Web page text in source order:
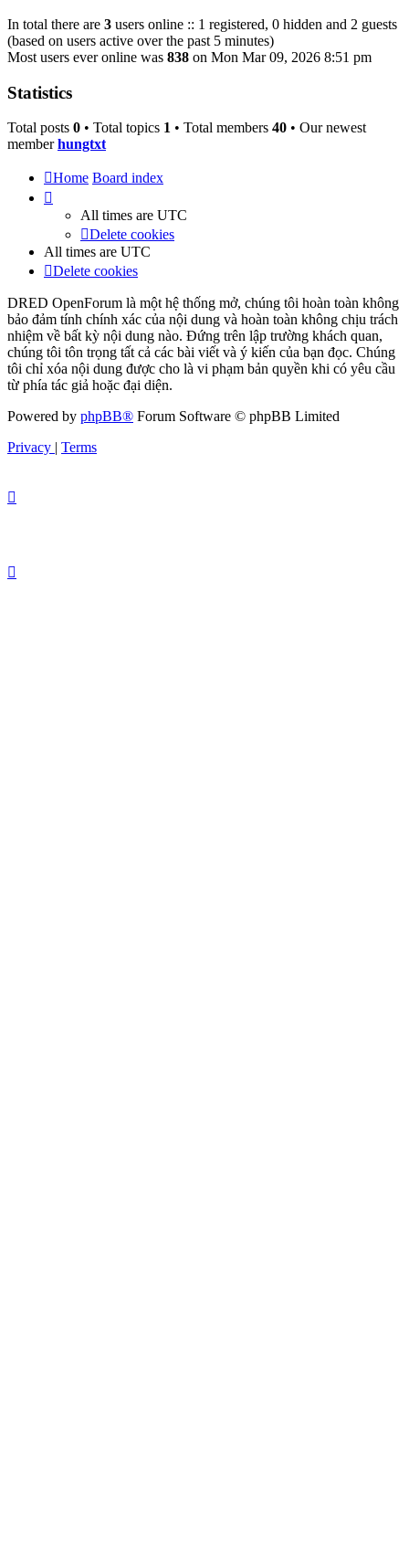
In total there are 3 users online :: 1 registered, 0 hidden and 2 guests
(based on users active over the past 5 minutes)
Most users ever online was 838 on Mon Mar 09, 2026 8:51 pm
Statistics
Total posts 0 • Total topics 1 • Total members 40 • Our newest
memberhungtxt
Home Board index
All times are UTC
Delete cookies
All times are UTC
Delete cookies
DRED OpenForum là một hệ thống mở, chúng tôi hoàn toàn không
bảo đảm tính chính xác của nội dung và hoàn toàn không chịu trách
nhiệm về bất kỳ nội dung nào. Đứng trên lập trường khách quan,
chúng tôi tôn trọng tất cả các bài viết và ý kiến của bạn đọc. Chúng
tôi chỉ xóa nội dung được cho là vi phạm bản quyền khi có yêu cầu
từ phía tác giả hoặc đại diện.
Powered by phpBB® Forum Software © phpBB Limited
Privacy | Terms